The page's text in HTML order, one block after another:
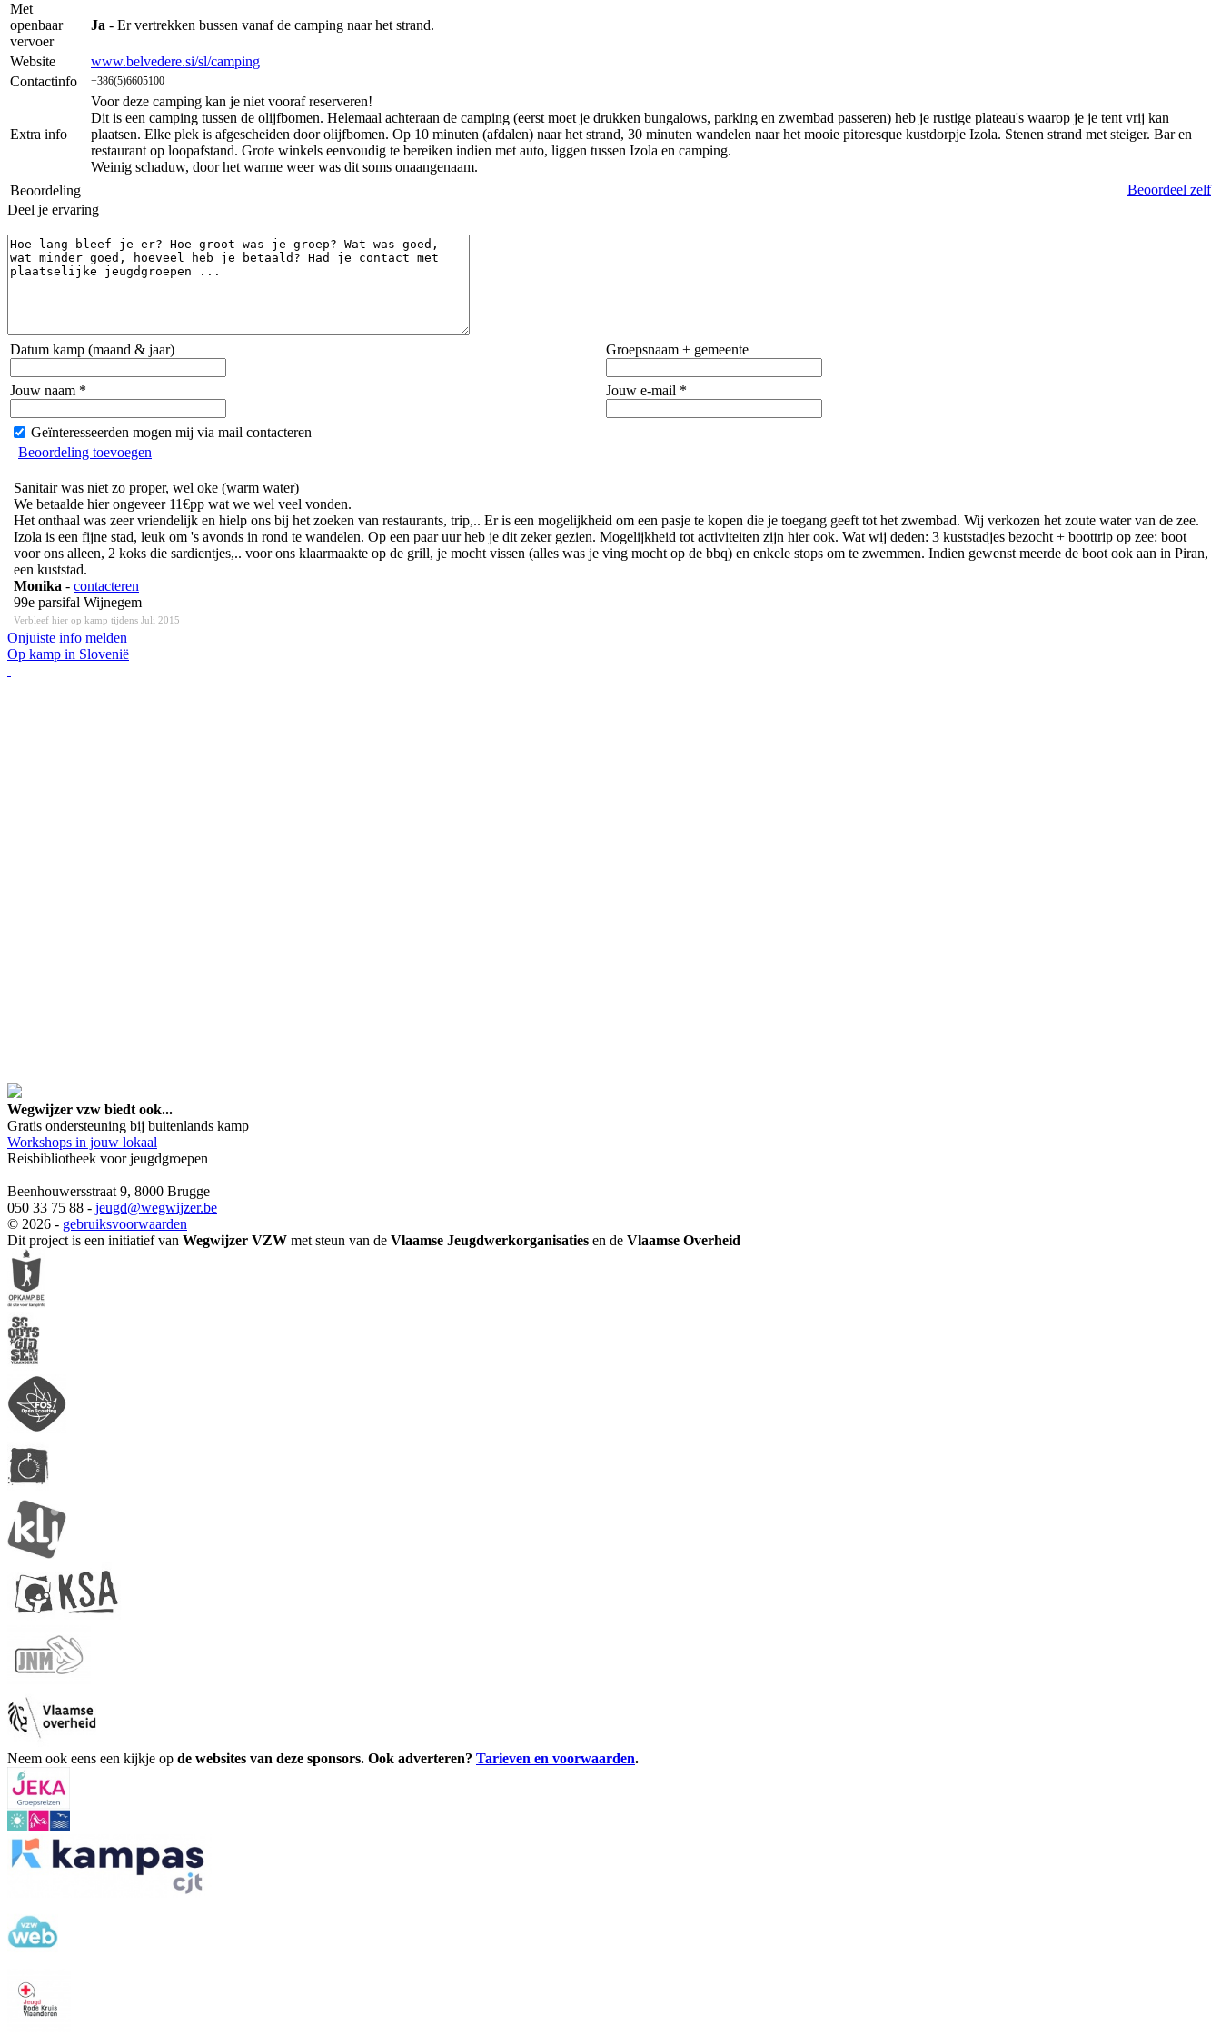
Met
openbaar
vervoer
Ja - Er vertrekken bussen vanaf de camping naar het strand.
Website
www.belvedere.si/sl/camping
Contactinfo
+386(5)6605100
Extra info
Voor deze camping kan je niet vooraf reserveren!
Dit is een camping tussen de olijfbomen. Helemaal achteraan de camping (eerst moet je drukken bungalows, parking en zwembad passeren) heb je rustige plateau's waarop je je tent vrij kan
plaatsen. Elke plek is afgescheiden door olijfbomen. Op 10 minuten (afdalen) naar het strand, 30 minuten wandelen naar het mooie pitoresque kustdorpje Izola. Stenen strand met steiger. Bar en
restaurant op loopafstand. Grote winkels eenvoudig te bereiken indien met auto, liggen tussen Izola en camping.
Weinig schaduw, door het warme weer was dit soms onaangenaam.
Beoordeling
Beoordeel zelf
Deel je ervaring
Datum kamp (maand & jaar) Groepsnaam + gemeente
Jouw naam * Jouw e-mail *
Geïnteresseerden mogen mij via mail contacteren
Beoordeling toevoegen
Sanitair was niet zo proper, wel oke (warm water)
We betaalde hier ongeveer 11€pp wat we wel veel vonden.
Het onthaal was zeer vriendelijk en hielp ons bij het zoeken van restaurants, trip,.. Er is een mogelijkheid om een pasje te kopen die je toegang geeft tot het zwembad. Wij verkozen het zoute water van de zee.
Izola is een fijne stad, leuk om 's avonds in rond te wandelen. Op een paar uur heb je dit zeker gezien. Mogelijkheid tot activiteiten zijn hier ook. Wat wij deden: 3 kuststadjes bezocht + boottrip op zee: boot
voor ons alleen, 2 koks die sardientjes,.. voor ons klaarmaakte op de grill, je mocht vissen (alles was je ving mocht op de bbq) en enkele stops om te zwemmen. Indien gewenst meerde de boot ook aan in Piran,
een kuststad.
Monika - contacteren
99e parsifal Wijnegem
Verbleef hier op kamp tijdens Juli 2015
Onjuiste info melden
Op kamp in Slovenië
Wegwijzer vzw biedt ook...
Gratis ondersteuning bij buitenlands kamp
Workshops in jouw lokaal
Reisbibliotheek voor jeugdgroepen
Beenhouwersstraat 9, 8000 Brugge
050 33 75 88 - jeugd@wegwijzer.be
© 2026 - gebruiksvoorwaarden
Dit project is een initiatief van Wegwijzer VZW met steun van de Vlaamse Jeugdwerkorganisaties en de Vlaamse Overheid
Neem ook eens een kijkje op de websites van deze sponsors. Ook adverteren? Tarieven en voorwaarden.